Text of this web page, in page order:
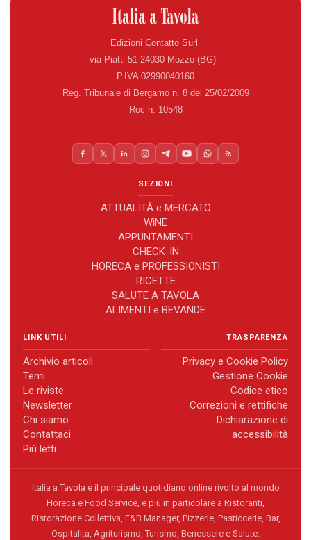
Edizioni Contatto Surl
via Piatti 51 24030 Mozzo (BG)
P.IVA 02990040160
Reg. Tribunale di Bergamo n. 8 del 25/02/2009
Roc n. 10548
SEZIONI
ATTUALITÀ e MERCATO
WiNE
APPUNTAMENTI
CHECK-IN
HORECA e PROFESSIONISTI
RICETTE
SALUTE A TAVOLA
ALIMENTI e BEVANDE
LINK UTILI
Archivio articoli
Temi
Le riviste
Newsletter
Chi siamo
Contattaci
Più letti
TRASPARENZA
Privacy e Cookie Policy
Gestione Cookie
Codice etico
Correzioni e rettifiche
Dichiarazione di
accessibilità
Italia a Tavola è il principale quotidiano online rivolto al mondo
Horeca e Food Service, e più in particolare a Ristoranti,
Ristorazione Collettiva, F&B Manager, Pizzerie, Pasticcerie, Bar,
Ospitalità, Agriturismo, Turismo, Benessere e Salute.